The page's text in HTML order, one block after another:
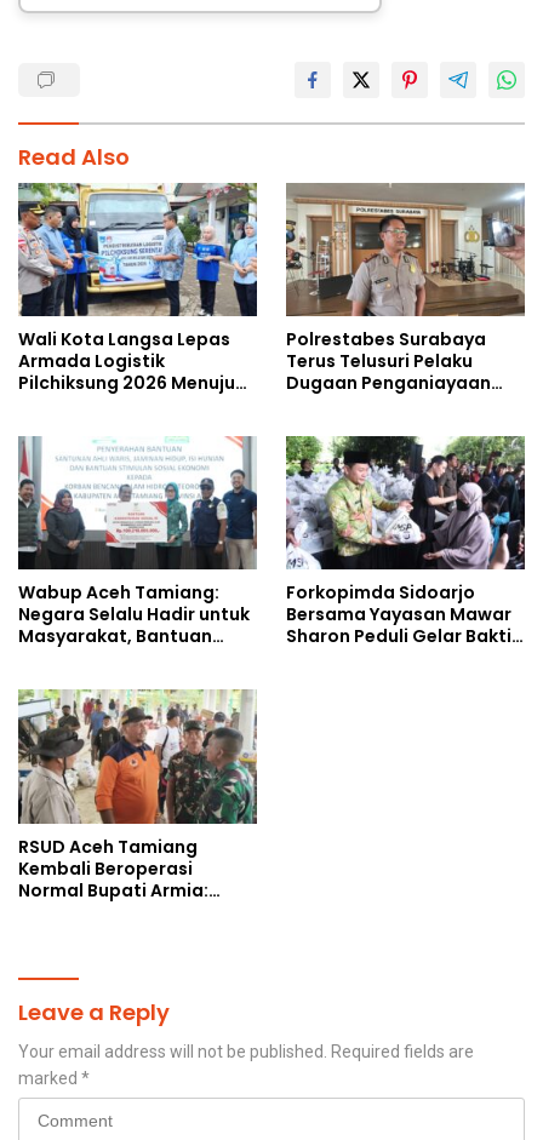
Read Also
Wali Kota Langsa Lepas
Armada Logistik
Pilchiksung 2026 Menuju
Polrestabes Surabaya
Terus Telusuri Pelaku
Dugaan Penganiayaan
Wabup Aceh Tamiang:
Negara Selalu Hadir untuk
Masyarakat, Bantuan
Forkopimda Sidoarjo
Bersama Yayasan Mawar
Sharon Peduli Gelar Bakti
RSUD Aceh Tamiang
Kembali Beroperasi
Normal Bupati Armia:
Leave a Reply
Your email address will not be published.
Required fields are
marked *